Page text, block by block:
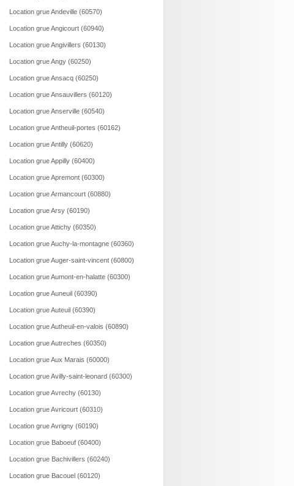
Location grue Andeville (60570)
Location grue Angicourt (60940)
Location grue Angivillers (60130)
Location grue Angy (60250)
Location grue Ansacq (60250)
Location grue Ansauvillers (60120)
Location grue Anserville (60540)
Location grue Antheuil-portes (60162)
Location grue Antilly (60620)
Location grue Appilly (60400)
Location grue Apremont (60300)
Location grue Armancourt (60880)
Location grue Arsy (60190)
Location grue Attichy (60350)
Location grue Auchy-la-montagne (60360)
Location grue Auger-saint-vincent (60800)
Location grue Aumont-en-halatte (60300)
Location grue Auneuil (60390)
Location grue Auteuil (60390)
Location grue Autheuil-en-valois (60890)
Location grue Autreches (60350)
Location grue Aux Marais (60000)
Location grue Avilly-saint-leonard (60300)
Location grue Avrechy (60130)
Location grue Avricourt (60310)
Location grue Avrigny (60190)
Location grue Baboeuf (60400)
Location grue Bachivillers (60240)
Location grue Bacouel (60120)